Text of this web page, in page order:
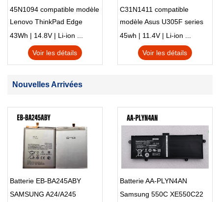
45N1094 compatible modèle
Lenovo ThinkPad Edge
S230u Twist
43Wh | 14.8V | Li-ion ...
Voir les détails
C31N1411 compatible
modèle Asus U305F series
45wh | 11.4V | Li-ion ...
Voir les détails
Nouvelles Arrivées
Batterie EB-BA245ABY
SAMSUNG A24/A245
Batterie AA-PLYN4AN
Samsung 550C XE550C22